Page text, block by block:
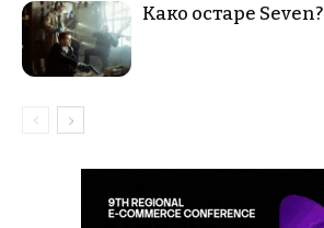
Како остаре Seven?